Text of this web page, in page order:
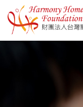
移至主內容